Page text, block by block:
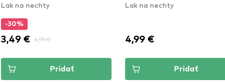
Lak na nechty
-30%
3,49 € 4,99 €
Pridať
Lak na nechty
4,99 €
Pridať